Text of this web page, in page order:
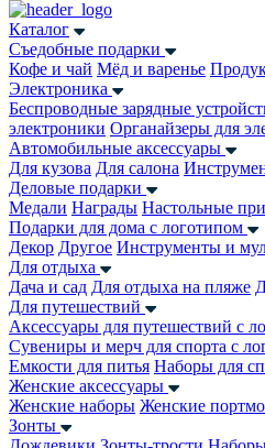
Каталог
Съедобные подарки
Кофе и чай Мёд и варенье
Электроника
Беспроводные зарядные
электроники Органайзеры для
Автомобильные аксессуары
Для кузова Для салона
Деловые подарки
Медали Награды Настольные
Подарки для дома с логотипом
Декор Другое Инструменты и
Для отдыха
Дача и сад Для отдыха на пляже
Для путешествий
Аксессуары для путешествий с
Сувениры и мерч для спорта с
Емкости для питья Наборы для
Женские аксессуары
Женские наборы Женские
Зонты